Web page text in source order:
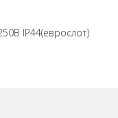
IP44(еврослот)